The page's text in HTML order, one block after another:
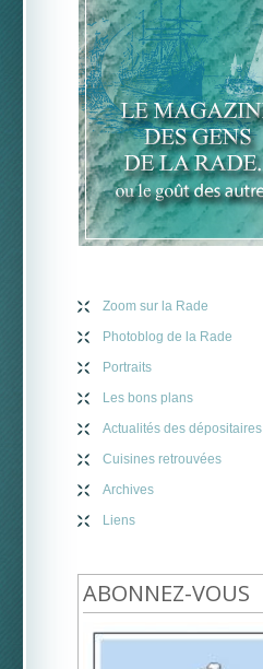
Zoom sur la Rade
Photoblog de la Rade
Portraits
Les bons plans
Actualités des dépositaires
Cuisines retrouvées
Archives
Liens
ABONNEZ-VOUS